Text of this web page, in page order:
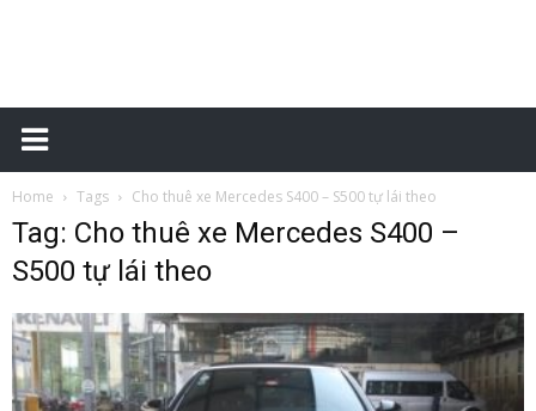
Xe
lái
Home Tags Cho thuê xe Mercedes S400 – S500 tự lái theo
Tag: Cho thuê xe Mercedes S400 –
S500 tự lái theo